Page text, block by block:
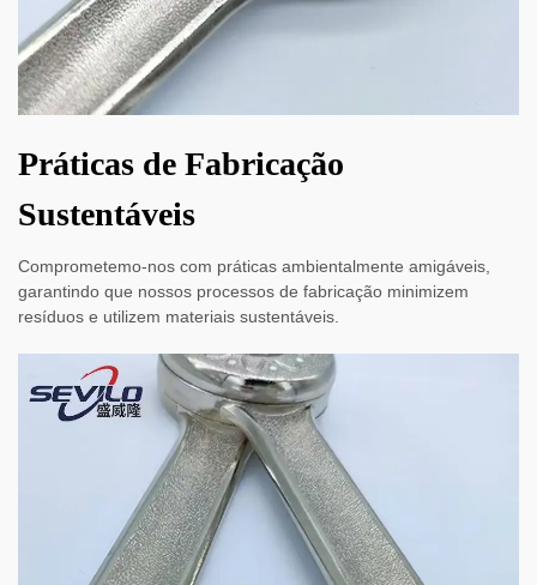
Práticas de Fabricação
Sustentáveis
Comprometemo-nos com práticas ambientalmente amigáveis,
garantindo que nossos processos de fabricação minimizem
resíduos e utilizem materiais sustentáveis.